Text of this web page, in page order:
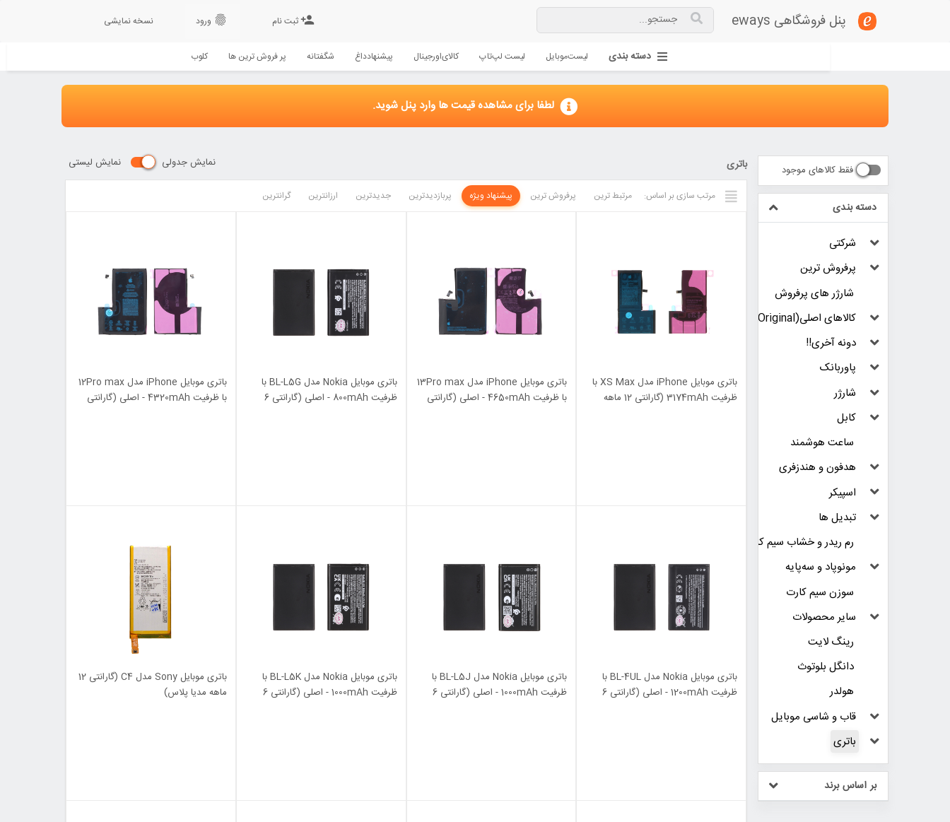
پنل فروشگاهی eways person_addثبت نام fingerprint ورود نسخه نمایشی
دسته بندی لیستموبایل لیست لپ‌تاپ کالایاورجینال پیشنهادداغ شگفتانه پر فروش ترین ها کلوب
لطفا برای مشاهده قیمت ها وارد پنل شوید.
فقط کالاهای موجود
دسته بندی
شرکتی
پرفروش ترین
شارژر های پرفروش
کالاهای اصلی(Original)
دونه آخری!!
پاوربانک
شارژر
کابل
ساعت هوشمند
هدفون و هندزفری
اسپیکر
تبدیل ها
رم ریدر و خشاب سیم کارت
مونوپاد و سه‌پایه
سوزن سیم کارت
سایر محصولات
رینگ لایت
دانگل بلوتوث
هولدر
قاب و شاسی موبایل
باتری
بر اساس برند
باتری نمایش جدولی نمایش لیستی
مرتب سازی بر اساس: مرتبط ترین پرفروش ترین پیشنهاد ویژه پربازدیدترین جدیدترین ارزانترین گرانترین
باتری موبایل iPhone مدل XS Max با
ظرفیت 3174mAh (گارانتی 12 ماهه
باتری موبایل iPhone مدل 13Pro max
با ظرفیت 4650mAh - اصلی (گارانتی
باتری موبایل Nokia مدل BL-L5G با
ظرفیت 800mAh - اصلی (گارانتی 6
باتری موبایل iPhone مدل 12Pro max
با ظرفیت 4320mAh - اصلی (گارانتی
باتری موبایل Nokia مدل BL-4UL با
ظرفیت 1200mAh - اصلی (گارانتی 6
باتری موبایل Nokia مدل BL-L5J با
ظرفیت 1000mAh - اصلی (گارانتی 6
باتری موبایل Nokia مدل BL-L5K با
ظرفیت 1000mAh - اصلی (گارانتی 6
باتری موبایل Sony مدل C4 (گارانتی 12
ماهه مدیا پلاس)